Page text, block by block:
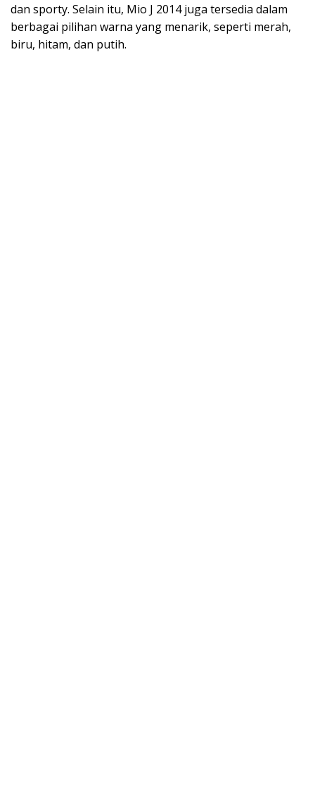
dan sporty. Selain itu, Mio J 2014 juga tersedia dalam
berbagai pilihan warna yang menarik, seperti merah,
biru, hitam, dan putih.